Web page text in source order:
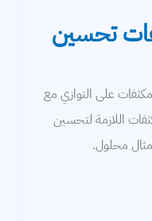
تحسين
على التوازي مع
اللازمة لتحسين
محلول.